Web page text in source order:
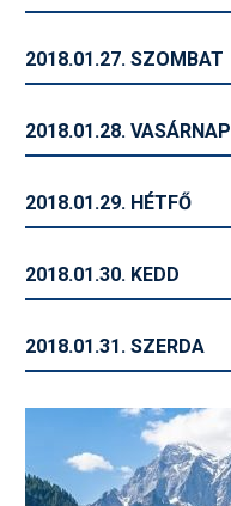
2018.01.27. SZOMBAT
2018.01.28. VASÁRNAP
2018.01.29. HÉTFŐ
2018.01.30. KEDD
2018.01.31. SZERDA